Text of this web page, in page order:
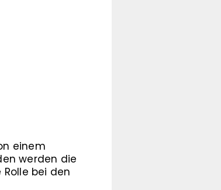
einem
werden die
bei den